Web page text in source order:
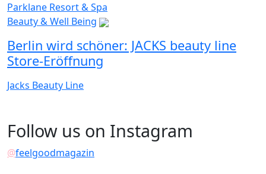
Parklane Resort & Spa
Beauty & Well Being
Berlin wird schöner: JACKS beauty line
Store-Eröffnung
Jacks Beauty Line
Follow us on Instagram
@feelgoodmagazin